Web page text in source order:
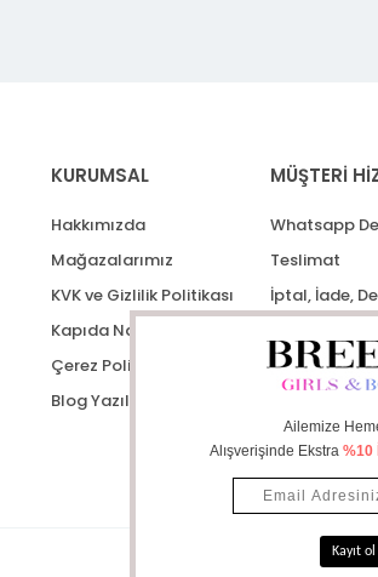
KURUMSAL
Hakkımızda
Mağazalarımız
KVK ve Gizlilik Politikası
Kapıda Nakit Ödeme
Çerez Politikası
Blog Yazıları
MÜŞTERİ
Whatsapp
Teslimat
İptal, İade,